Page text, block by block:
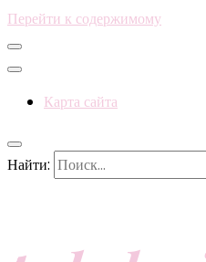
Перейти к содержимому
Карта сайта
Найти: